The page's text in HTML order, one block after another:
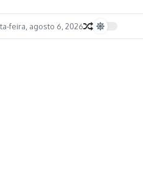
feira, agosto 6, 2026